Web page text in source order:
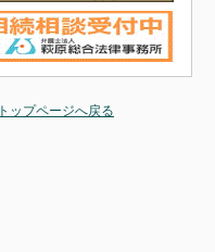
トップページへ戻る